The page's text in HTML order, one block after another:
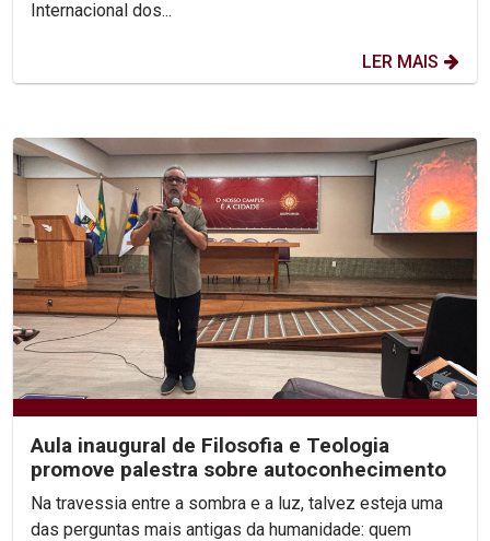
Internacional dos...
LER MAIS
Aula inaugural de Filosofia e Teologia
promove palestra sobre autoconhecimento
Na travessia entre a sombra e a luz, talvez esteja uma
das perguntas mais antigas da humanidade: quem